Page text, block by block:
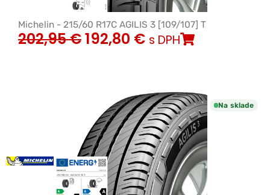
Michelin - 215/60 R17C AGILIS 3 [109/107] T
202,95€192,80 € s DPH
Na sklade